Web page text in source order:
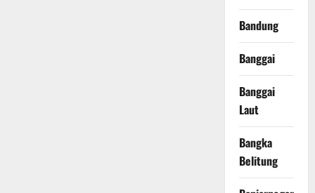
Bandung
Banggai
Banggai
Laut
Bangka
Belitung